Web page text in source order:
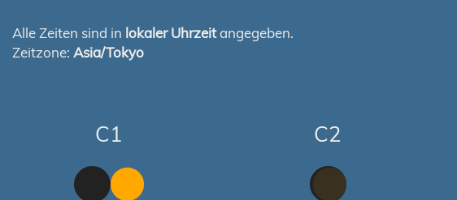
Alle Zeiten sind in lokaler Uhrzeitangegeben.
Zeitzone: Asia/Tokyo
C1 C2